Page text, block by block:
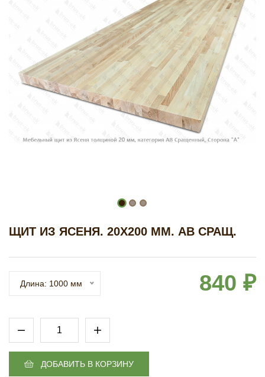
ЩИТ ИЗ ЯСЕНЯ. 20Х200 ММ. AB СРАЩ.
Длина: 1000 мм 840 ₽
ДОБАВИТЬ В КОРЗИНУ